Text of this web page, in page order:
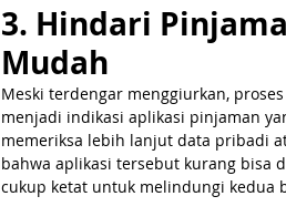
3. Hindari
Mudah
Meski terdengar menggiurkan,
menjadi indikasi aplikasi pinjaman
memeriksa lebih lanjut data pribadi
bahwa aplikasi tersebut kurang bisa
cukup ketat untuk melindungi kedua